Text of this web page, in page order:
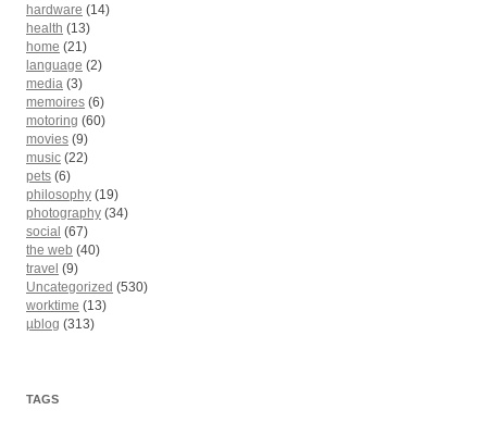
hardware (14)
health (13)
home (21)
language (2)
media (3)
memoires (6)
motoring (60)
movies (9)
music (22)
pets (6)
philosophy (19)
photography (34)
social (67)
the web (40)
travel (9)
Uncategorized (530)
worktime (13)
µblog (313)
TAGS